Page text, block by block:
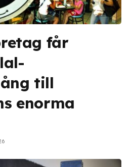
får
till
enorma